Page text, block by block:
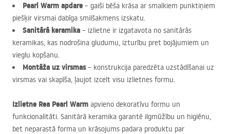
Pearl Warm apdare – gaiši bēša krāsa ar smalkiem punktiņiem
piešķir virsmai dabīga smilšakmens izskatu.
Sanitārā keramika – izlietne ir izgatavota no sanitārās
keramikas, kas nodrošina gludumu, izturību pret bojājumiem un
vieglu kopšanu.
Montāža uz virsmas– konstrukcija paredzēta uzstādīšanai uz
virsmas vai skapīša, ļaujot izcelt visu izlietnes formu.
Izlietne Rea Pearl Warm apvieno dekoratīvu formu un
funkcionalitāti. Sanitārā keramika garantē ilgmūžību un higiēnu,
bet neparastā forma un krāsojums padara produktu par